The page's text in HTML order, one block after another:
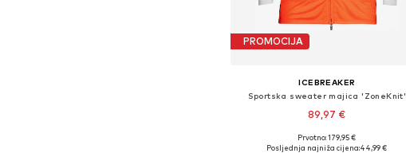
PROMOCIJA
ICEBREAKER
Sportska sweater majica 'ZoneKnit'
89,97 €
Dostupne veličine: XS, S, M, L
Prvotno: 179,95 €
Posljednja najniža cijena:44,99 €